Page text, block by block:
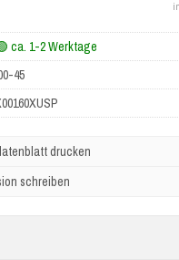
ca. 1-2 Werktage
45
drucken
schreiben